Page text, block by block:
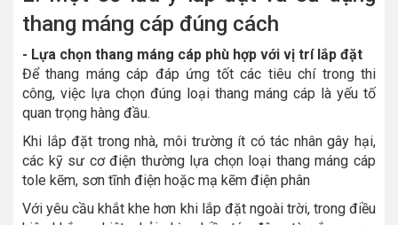
thang máng cáp đúng cách
- Lựa chọn thang máng cáp phù hợp với vị trí lắp đặt
Để thang máng cáp đáp ứng tốt các tiêu chí trong thi
công, việc lựa chọn đúng loại thang máng cáp là yếu tố
quan trọng hàng đầu.
Khi lắp đặt trong nhà, môi trường ít có tác nhân gây hại,
các kỹ sư cơ điện thường lựa chọn loại thang máng cáp
tole kẽm, sơn tĩnh điện hoặc mạ kẽm điện phân
Với yêu cầu khắt khe hơn khi lắp đặt ngoài trời, trong điều